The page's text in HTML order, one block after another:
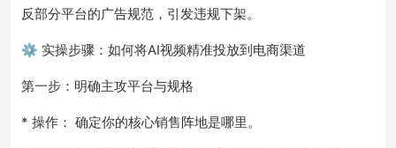
反部分平台的广告规范，引发违规下架。
⚙️ 实操步骤：如何将AI视频精准投放到电商渠道
第一步：明确主攻平台与规格
* 操作： 确定你的核心销售阵地是哪里。